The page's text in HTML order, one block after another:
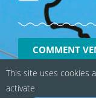
COMMENT
This site uses cookies
activate